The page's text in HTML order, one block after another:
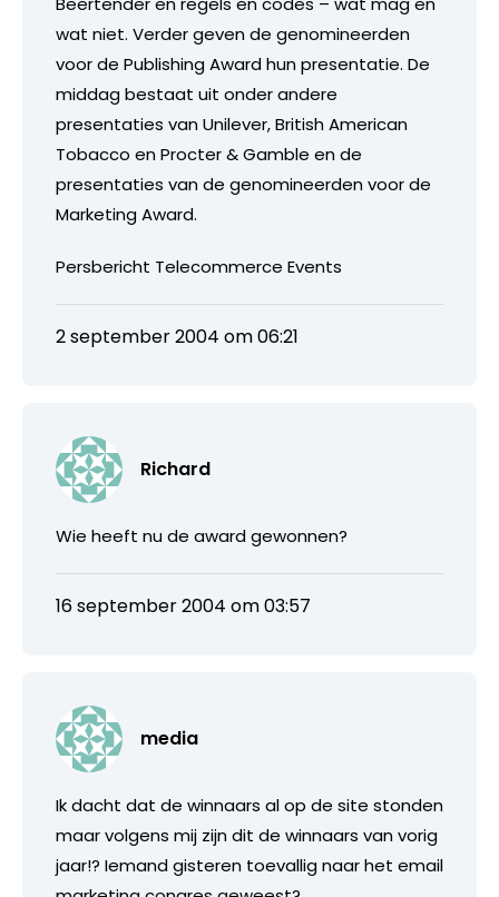
wat niet. Verder geven de genomineerden
voor de Publishing Award hun presentatie. De
middag bestaat uit onder andere
presentaties van Unilever, British American
Tobacco en Procter & Gamble en de
presentaties van de genomineerden voor de
Marketing Award.
Persbericht Telecommerce Events
2 september 2004 om 06:21
Richard
Wie heeft nu de award gewonnen?
16 september 2004 om 03:57
media
Ik dacht dat de winnaars al op de site stonden
maar volgens mij zijn dit de winnaars van vorig
jaar!? Iemand gisteren toevallig naar het email